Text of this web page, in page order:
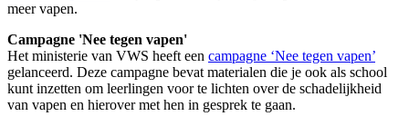
meer vapen.
Campagne 'Nee tegen vapen'
Het ministerie van VWS heeft een campagne ‘Nee tegen vapen’
gelanceerd. Deze campagne bevat materialen die je ook als school
kunt inzetten om leerlingen voor te lichten over de schadelijkheid
van vapen en hierover met hen in gesprek te gaan.